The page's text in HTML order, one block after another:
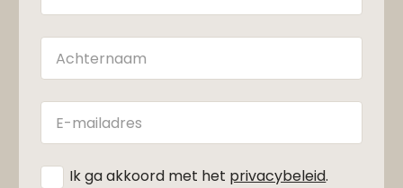
Achternaam
E-
mailadres
* Ik ga akkoord met het privacybeleid.